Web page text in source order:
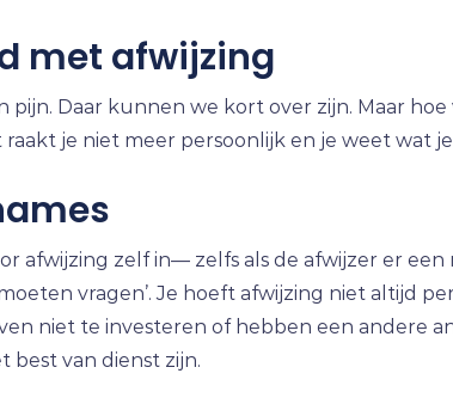
met afwijzing
pijn. Daar kunnen we kort over zijn. Maar
je niet meer persoonlijk en je weet wat
afwijzing zelf in— zelfs als de afwijzer er
vragen’. Je hoeft afwijzing niet altijd
niet te investeren of hebben een andere
best van dienst zijn.